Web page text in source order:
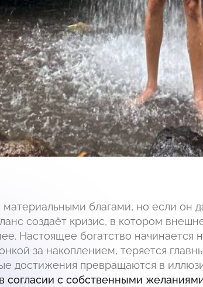
благами, но если он
создаёт кризис, в котором
Настоящее богатство начинается
за накоплением, теряется
достижения превращаются в
согласии с собственными